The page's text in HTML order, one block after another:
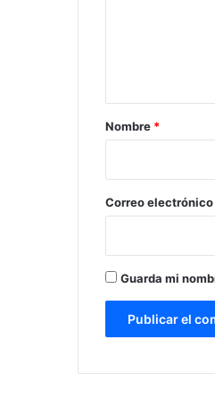
r
*
Nombre *
Correo electrónico
Guarda mi